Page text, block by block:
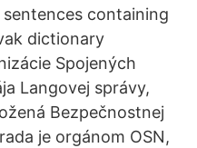
containing
dictionary
Spojených
Langovej správy,
Bezpečnostnej
je orgánom OSN,